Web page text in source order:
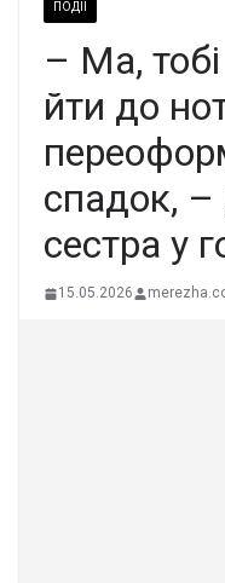
ПОДІЇ
– Ма,
йти до
спадок, –
сестра у
15.05.2026